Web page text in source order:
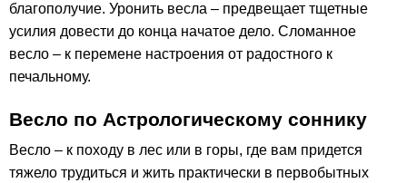
благополучие. Уронить весла – предвещает тщетные
усилия довести до конца начатое дело. Сломанное
весло – к перемене настроения от радостного к
печальному.
Весло по Астрологическому соннику
Весло – к походу в лес или в горы, где вам придется
тяжело трудиться и жить практически в первобытных